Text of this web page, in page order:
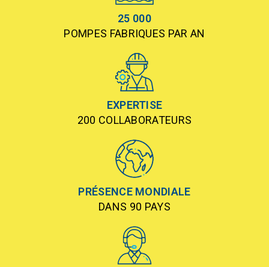
25 000
POMPES FABRIQUES PAR AN
EXPERTISE
200 COLLABORATEURS
PRÉSENCE MONDIALE
DANS 90 PAYS